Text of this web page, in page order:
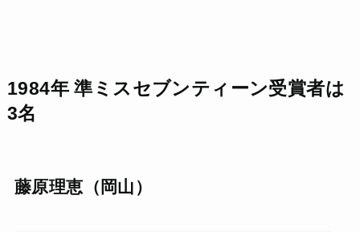
1984年 準ミスセブンティーン受賞者は
3名
藤原理恵（岡山）